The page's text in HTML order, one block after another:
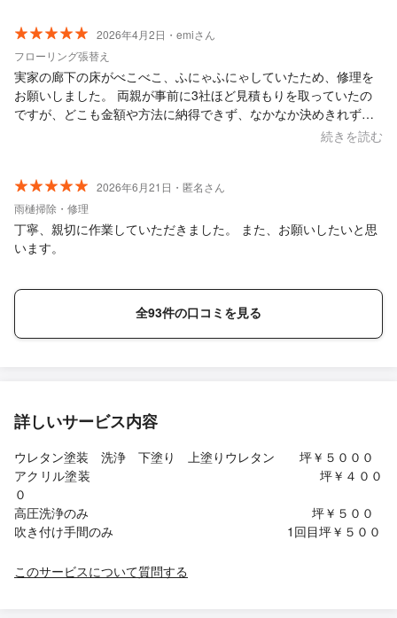
2026年4月2日・emiさん
フローリング張替え
実家の廊下の床がべこべこ、ふにゃふにゃしていたため、修理を
お願いしました。 両親が事前に3社ほど見積もりを取っていたの
ですが、どこも金額や方法に納得できず、なかなか決めきれずに
悩んでいました。そこで「くらしのマーケット」で相談したとこ
思います。 気になっていた床のべこべこ、ふにゃふにゃもすっか
り解消され、安心して両親が暮らせるようになり本当に嬉しいで
す。また何かあればぜひお願いしたいです。
続きを読む
2026年6月21日・匿名さん
雨樋掃除・修理
丁寧、親切に作業していただきました。 また、お願いしたいと思
います。
全93件の口コミを見る
詳しいサービス内容
ウレタン塗装 洗浄 下塗り 上塗りウレタン 坪￥５０００
アクリル塗装 坪￥４００
０
高圧洗浄のみ 坪￥５００
吹き付け手間のみ 1回目坪￥５００
このサービスについて質問する